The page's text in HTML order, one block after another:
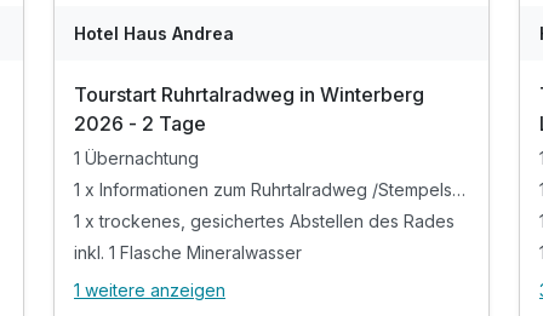
Hotel Haus Andrea
Tourstart Ruhrtalradweg in Winterberg
2026 - 2 Tage
1 Übernachtung
1 x Informationen zum Ruhrtalradweg /Stempelstelle
1 x trockenes, gesichertes Abstellen des Rades
inkl. 1 Flasche Mineralwasser
Alle Inklusivleistungen
1 weitere anzeigen